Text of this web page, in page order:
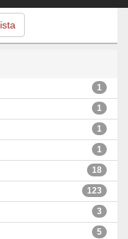
1
1
1
1
18
123
3
5